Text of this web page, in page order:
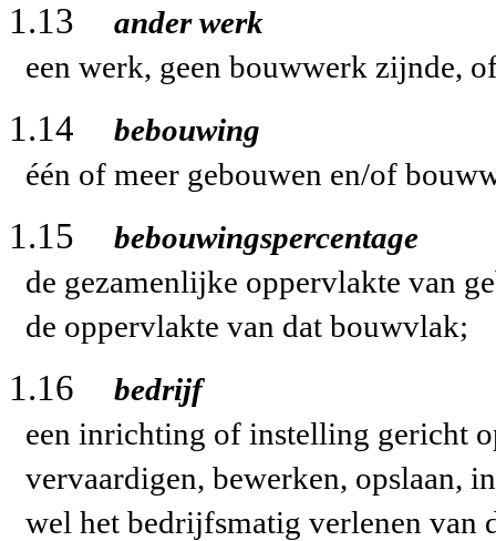
1.13
ander werk
een werk, geen bouwwerk zijnde,
1.14
bebouwing
één of meer gebouwen en/of
1.15
bebouwingspercentage
de gezamenlijke oppervlakte van
de oppervlakte van dat bouwvlak;
1.16
bedrijf
een inrichting of instelling gericht
vervaardigen, bewerken, opslaan,
wel het bedrijfsmatig verlenen van